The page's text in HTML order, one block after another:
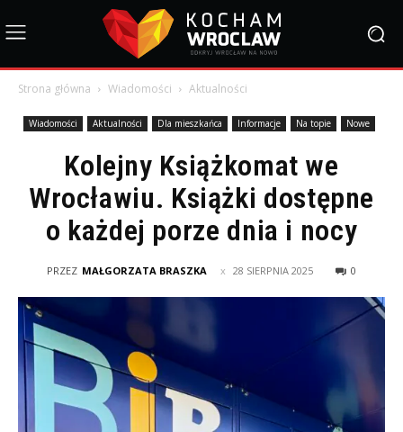
Strona główna Wiadomości Aktualności
Wiadomości Aktualności Dla mieszkańca Informacje Na topie Nowe
Kolejny Książkomat we
Wrocławiu. Książki dostępne
o każdej porze dnia i nocy
PRZEZ MAŁGORZATA BRASZKA 28 SIERPNIA 2025 0